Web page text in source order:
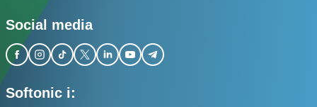
Social media
Softonic i: